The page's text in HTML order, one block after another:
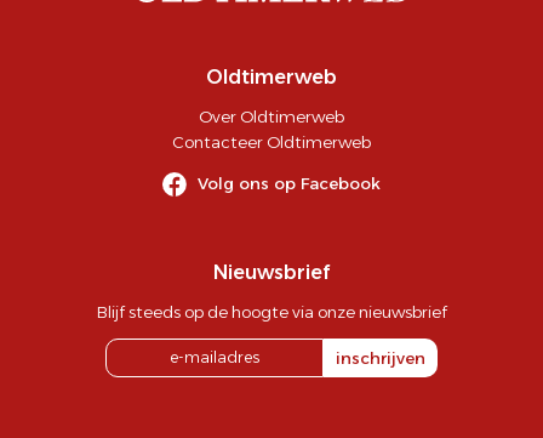
Oldtimerweb
Over Oldtimerweb
Contacteer Oldtimerweb
Volg ons op Facebook
Nieuwsbrief
Blijf steeds op de hoogte via onze nieuwsbrief
inschrijven